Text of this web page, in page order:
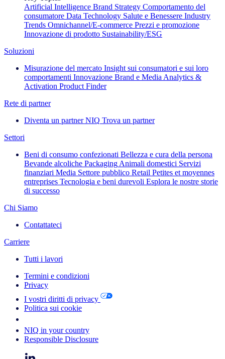
Artificial Intelligence Brand Strategy Comportamento del
consumatore Data Technology Salute e Benessere Industry
Trends Omnichannel/E-commerce Prezzi e promozione
Innovazione di prodotto Sustainability/ESG
Soluzioni
Misurazione del mercato Insight sui consumatori e sui loro
comportamenti Innovazione Brand e Media Analytics &
Activation Product Finder
Rete di partner
Diventa un partner NIQ Trova un partner
Settori
Beni di consumo confezionati Bellezza e cura della persona
Bevande alcoliche Packaging Animali domestici Servizi
finanziari Media Settore pubblico Retail Petites et moyennes
entreprises Tecnologia e beni durevoli Esplora le nostre storie
di successo
Chi Siamo
Contattateci
Carriere
Tutti i lavori
Termini e condizioni
Privacy
I vostri diritti di privacy
Politica sui cookie
NIQ in your country
Responsible Disclosure